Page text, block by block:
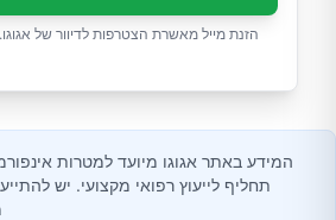
הזנת מייל מאשרת הצטרפות לדיוור של
המידע באתר אגוגו מיועד למטרות
תחליף לייעוץ רפואי מקצועי. יש